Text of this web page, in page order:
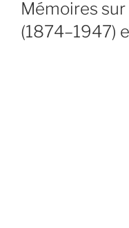
Mémoires
(1874–1947)